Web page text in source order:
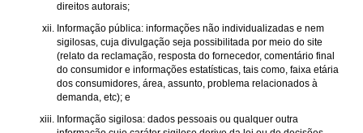
direitos autorais;
Informação pública: informações não individualizadas e nem
sigilosas, cuja divulgação seja possibilitada por meio do site
(relato da reclamação, resposta do fornecedor, comentário final
do consumidor e informações estatísticas, tais como, faixa etária
dos consumidores, área, assunto, problema relacionados à
demanda, etc); e
Informação sigilosa: dados pessoais ou qualquer outra